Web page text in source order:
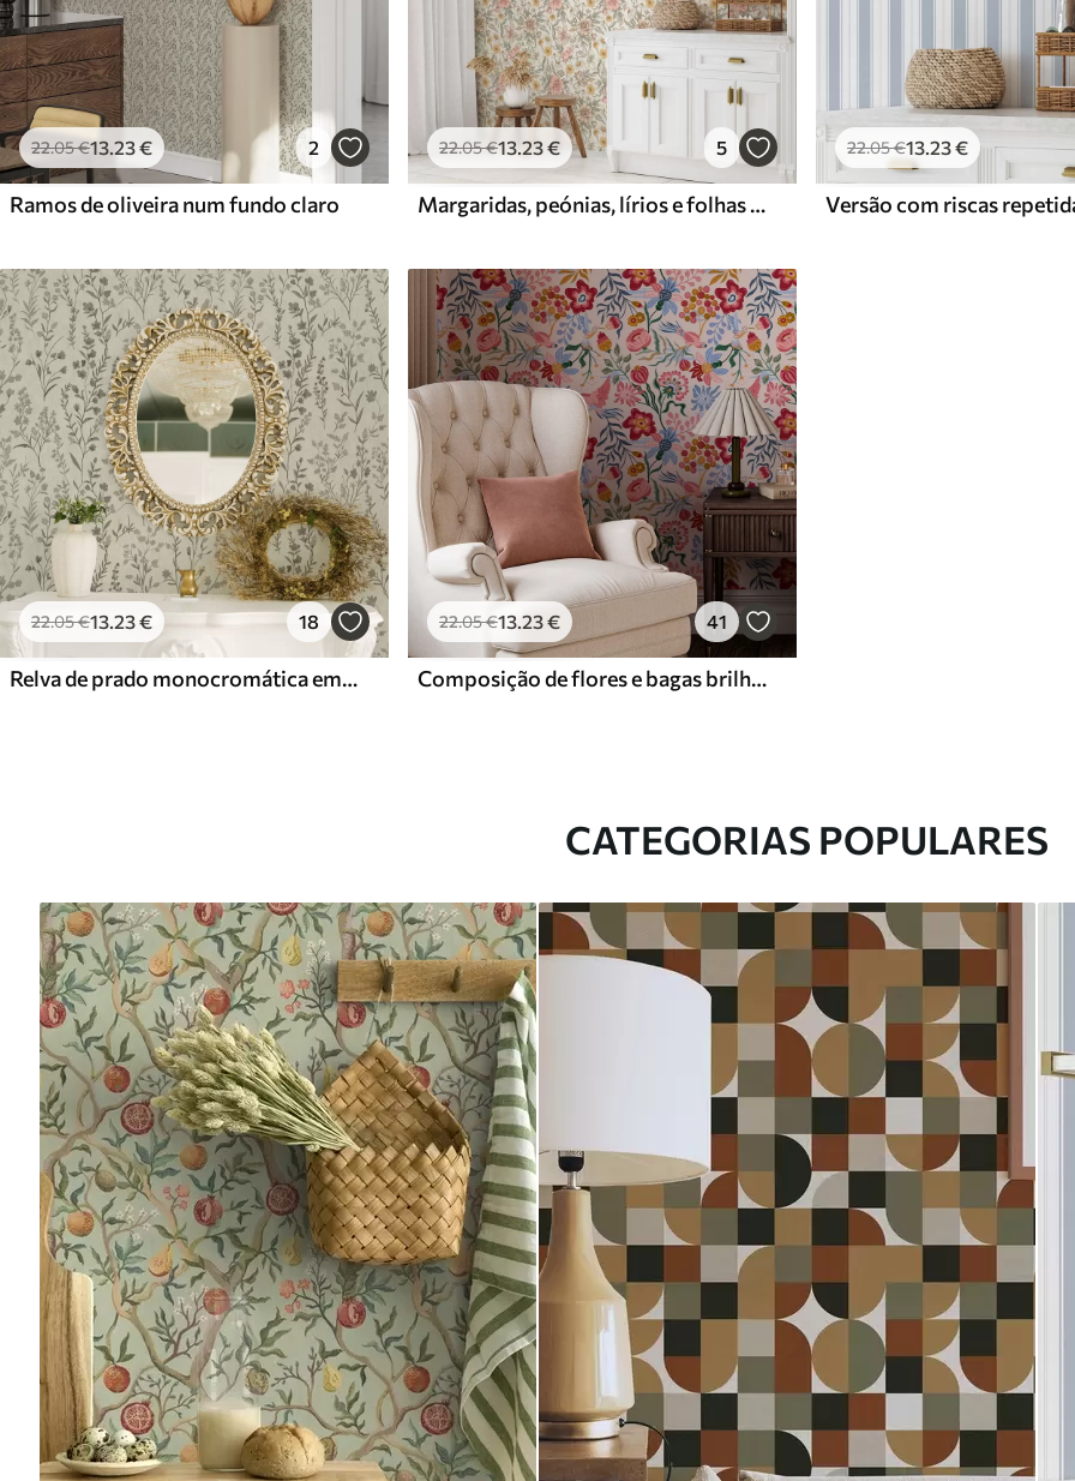
22.05€13.23€ 2
Ramos de oliveira num fundo claro
22.05€13.23€ 5
Margaridas, peónias, lírios e folhas em cores delicadas
22.05€13.23€
22.05€13.23€ 18
Relva de prado monocromática em estilo vintage
22.05€13.23€ 41
Composição de flores e bagas brilhantes com papagaios
CATEGORIAS POPULARES